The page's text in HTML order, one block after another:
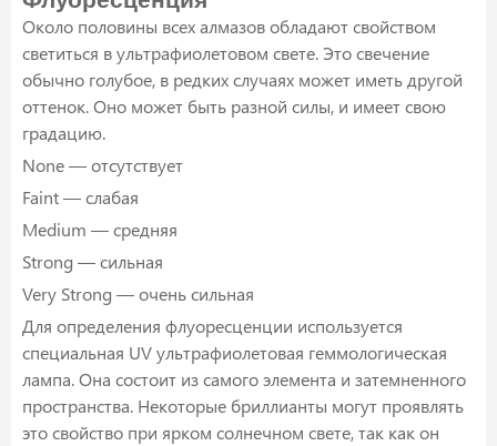
Около половины всех алмазов обладают свойством
светиться в ультрафиолетовом свете. Это свечение
обычно голубое, в редких случаях может иметь другой
оттенок. Оно может быть разной силы, и имеет свою
градацию.
None — отсутствует
Faint — слабая
Medium — средняя
Strong — сильная
Very Strong — очень сильная
Для определения флуоресценции используется
специальная UV ультрафиолетовая геммологическая
лампа. Она состоит из самого элемента и затемненного
пространства. Некоторые бриллианты могут проявлять
это свойство при ярком солнечном свете, так как он